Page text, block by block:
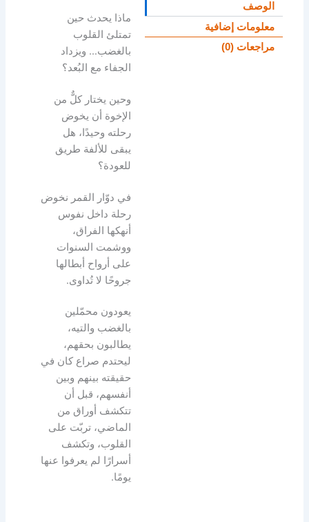
الوصف
معلومات إضافية
مراجعات (0)
ماذا يحدث حين
تمتلئ القلوب
بالغضب… ويزداد
الجفاء مع البُعد؟
وحين يختار كلٌّ من
الإخوة أن يخوض
رحلته وحيدًا، هل
يبقى للألفة طريق
للعودة؟
في دوّار القمر نخوض
رحلة داخل نفوس
أنهكها الفراق،
ووشمت السنوات
على أرواح أبطالها
جروحًا لا تُداوى.
يعودون محمّلين
بالغضب والتيه،
يطالبون بحقهم،
ليحتدم صراع كان في
حقيقته بينهم وبين
أنفسهم، قبل أن
تتكشف أوراق من
الماضي، تربّت على
القلوب، وتكشف
أسرارًا لم يعرفوا عنها
يومًا.